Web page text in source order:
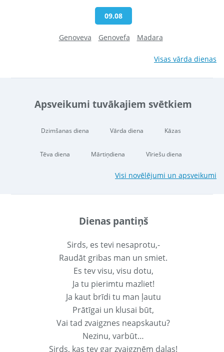
09.08
Genoveva Genovefa Madara
Visas vārda dienas
Apsveikumi tuvākajiem svētkiem
Dzimšanas diena Vārda diena Kāzas
Tēva diena Mārtiņdiena Vīriešu diena
Visi novēlējumi un apsveikumi
Dienas pantiņš
Sirds, es tevi nesaprotu,-
Raudāt gribas man un smiet.
Es tev visu, visu dotu,
Ja tu pierimtu mazliet!
Ja kaut brīdi tu man ļautu
Prātīgai un klusai būt,
Vai tad zvaigznes neapskautu?
Nezinu, varbūt…
Sirds, kas tev gar zvaigznēm daļas!